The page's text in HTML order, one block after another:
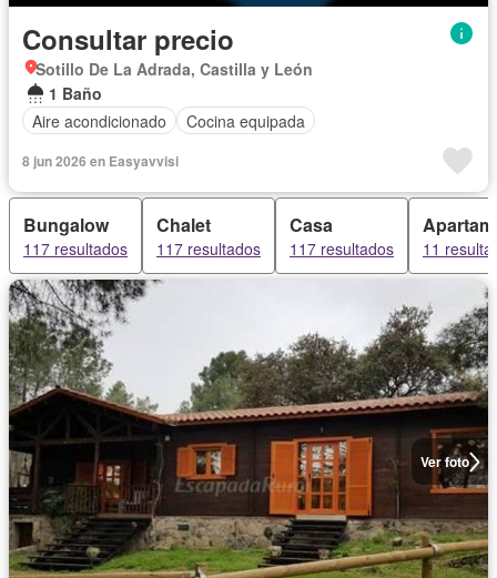
Consultar precio
Sotillo De La Adrada, Castilla y León
1 Baño
Aire acondicionado
Cocina equipada
8 jun 2026 en Easyavvisi
Bungalow
117 resultados
Chalet
117 resultados
Casa
117 resultados 11
Ver foto